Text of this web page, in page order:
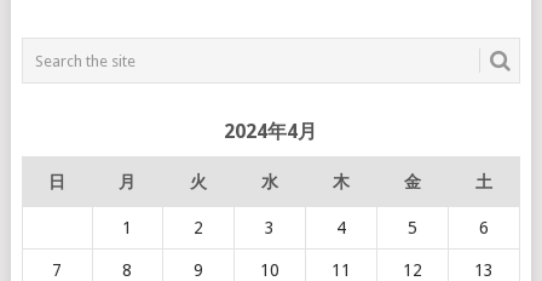
2024年4月
日 月 火 水 木 金 土
1 2 3 4 5 6
7 8 9 10 11 12 13